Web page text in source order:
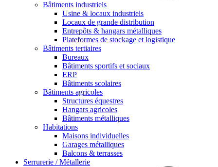
Bâtiments industriels
Usine & locaux industriels
Locaux de grande distribution
Entrepôts & hangars métalliques
Plateformes de stockage et logistique
Bâtiments tertiaires
Bureaux
Bâtiments sportifs et sociaux
ERP
Bâtiments scolaires
Bâtiments agricoles
Structures équestres
Hangars agricoles
Bâtiments métalliques
Habitations
Maisons individuelles
Garages métalliques
Balcons & terrasses
Serrurerie / Métallerie